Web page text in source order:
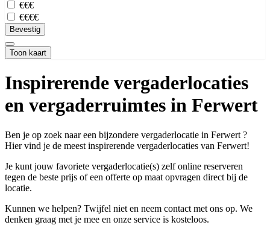
€€€
€€€€
Bevestig
Toon kaart
Inspirerende vergaderlocaties
en vergaderruimtes in Ferwert
Ben je op zoek naar een bijzondere vergaderlocatie in Ferwert ?
Hier vind je de meest inspirerende vergaderlocaties van Ferwert!
Je kunt jouw favoriete vergaderlocatie(s) zelf online reserveren
tegen de beste prijs of een offerte op maat opvragen direct bij de
locatie.
Kunnen we helpen? Twijfel niet en neem contact met ons op. We
denken graag met je mee en onze service is kosteloos.